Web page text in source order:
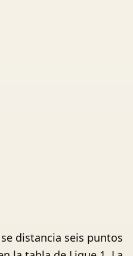
distancia seis puntos